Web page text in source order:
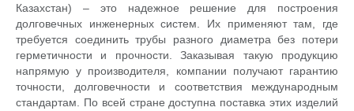
Казахстан) – это надежное решение для построения
долговечных инженерных систем. Их применяют там, где
требуется соединить трубы разного диаметра без потери
герметичности и прочности. Заказывая такую продукцию
напрямую у производителя, компании получают гарантию
точности, долговечности и соответствия международным
стандартам. По всей стране доступна поставка этих изделий